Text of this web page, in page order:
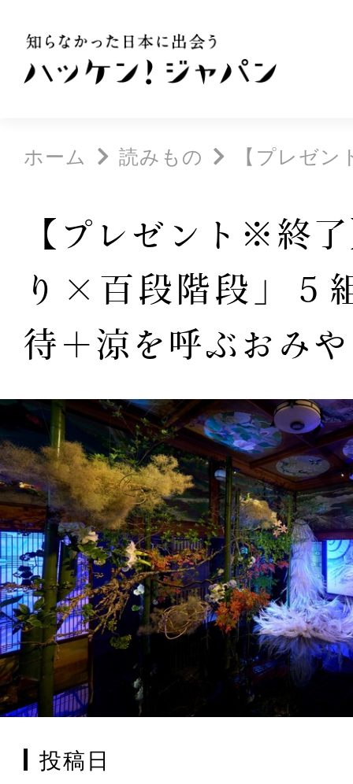
ホーム 読みもの 【プレゼ
【プレゼント※終
り×百段階段」５
待＋涼を呼ぶおみ
投稿日